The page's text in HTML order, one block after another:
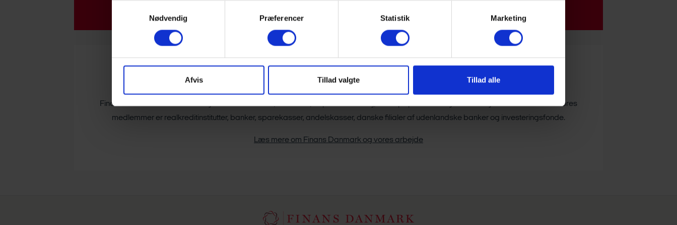
Nødvendig
Præferencer Statistik Marketing
Afvis Tillad valgte Tillad alle
Finans Danmark er interesseorganisation for bank, realkredit, kapitalforvaltning, værdipapirhandel og investeringsfonde i Danmark. Vores
medlemmer er realkreditinstitutter, banker, sparekasser, andelskasser, danske filialer af udenlandske banker og investeringsfonde.
Læs mere om Finans Danmark og vores arbejde